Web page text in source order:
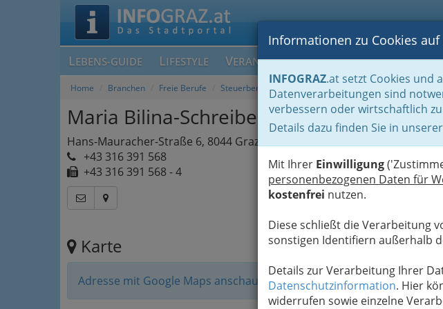
LEBENS-GUIDE LIFESTYLE VERANSTALTUNGEN BLOGS FOTOS
Informationen zu Cookies
INFOGRAZ.at setzt Cookies und
Datenverarbeitungen sind
verbessern oder wirtschaftlich
Details dazu finden Sie in unserer
Mit Ihrer Einwilligung
personenbezogenen Daten für
kostenfrei nutzen.
Diese schließt die Verarbeitung
sonstigen Identifiern außerhalb
Details zur Verarbeitung Ihrer
Datenschutzinformation. Hier
widerrufen sowie einzelne
Home Branchen Freie Berufe Steuerberater, Wirtschaftstreuhänder und
Maria Bilina-Schreiber
Hans-Mauracher-Straße 6, 8044 Graz
+43 316 391 568
+43 316 391 568 - 4
Karte
Adresse mit Google Maps anschauen